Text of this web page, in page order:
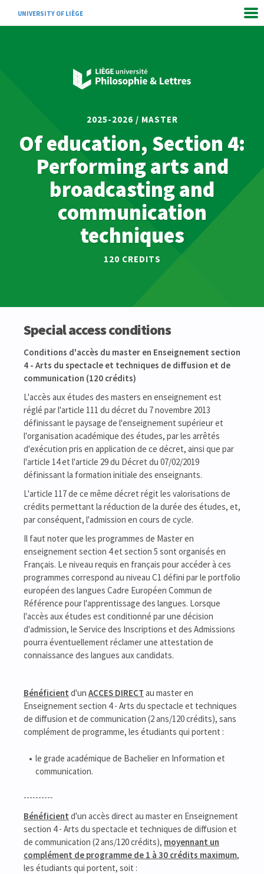
UNIVERSITY OF LIÈGE
2025-2026 / MASTER
Of education, Section 4:
Performing arts and
broadcasting and
communication
techniques
120 CREDITS
Special access conditions
Conditions d'accès du master en Enseignement section
4 - Arts du spectacle et techniques de diffusion et de
communication (120 crédits)
L'accès aux études des masters en enseignement est
réglé par l'article 111 du décret du 7 novembre 2013
définissant le paysage de l'enseignement supérieur et
l'organisation académique des études, par les arrêtés
d'exécution pris en application de ce décret, ainsi que par
l'article 14 et l'article 29 du Décret du 07/02/2019
définissant la formation initiale des enseignants.
L'article 117 de ce même décret régit les valorisations de
crédits permettant la réduction de la durée des études, et,
par conséquent, l'admission en cours de cycle.
Il faut noter que les programmes de Master en
enseignement section 4 et section 5 sont organisés en
Français. Le niveau requis en français pour accéder à ces
programmes correspond au niveau C1 défini par le portfolio
européen des langues Cadre Européen Commun de
Référence pour l'apprentissage des langues. Lorsque
l'accès aux études est conditionné par une décision
d'admission, le Service des Inscriptions et des Admissions
pourra éventuellement réclamer une attestation de
connaissance des langues aux candidats.
Bénéficient d'un ACCES DIRECT au master en
Enseignement section 4 - Arts du spectacle et techniques
de diffusion et de communication (2 ans/120 crédits), sans
complément de programme, les étudiants qui portent :
le grade académique de Bachelier en Information et
communication.
----------
Bénéficient d'un accès direct au master en Enseignement
section 4 - Arts du spectacle et techniques de diffusion et
de communication (2 ans/120 crédits), moyennant un
complément de programme de 1 à 30 crédits maximum,
les étudiants qui portent, soit :